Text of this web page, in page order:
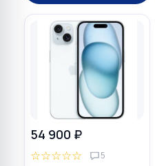
54 900 ₽
☆☆☆☆☆ 5